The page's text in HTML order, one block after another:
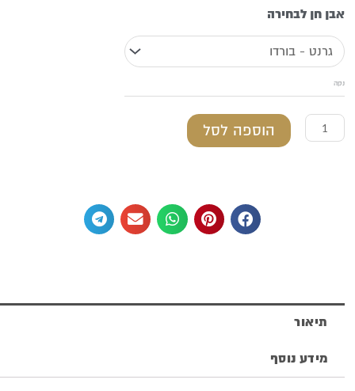
אבן חן לבחירה
נקה
כמות
של
סיכת
דש
מכסף
טהור
הוספה לסל
תיאור
מידע נוסף